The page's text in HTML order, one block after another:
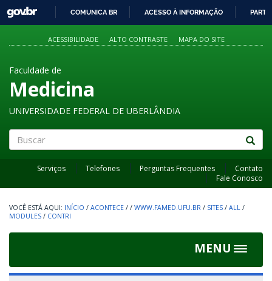
PARA
O
GOVBR
COMUNICA BR ACESSO À INFORMAÇÃO
ACESSIBILIDADE ALTO CONTRASTE MAPA DO SITE
Faculdade de
Medicina
UNIVERSIDADE FEDERAL DE UBERLÂNDIA
Serviços Telefones Perguntas Frequentes
Contato
Fale Conosco
INÍCIO / ACONTECE / / WWW.FAMED.UFU.BR / SITES / ALL /
MODULES / CONTRI
MENU
Toggle